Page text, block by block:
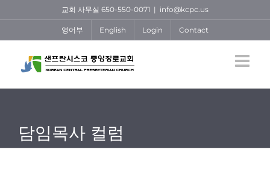
content
교회 사무실 650-550-0071 | info@kcpc.us
영어부 English Login Contact
담임목사 컬럼